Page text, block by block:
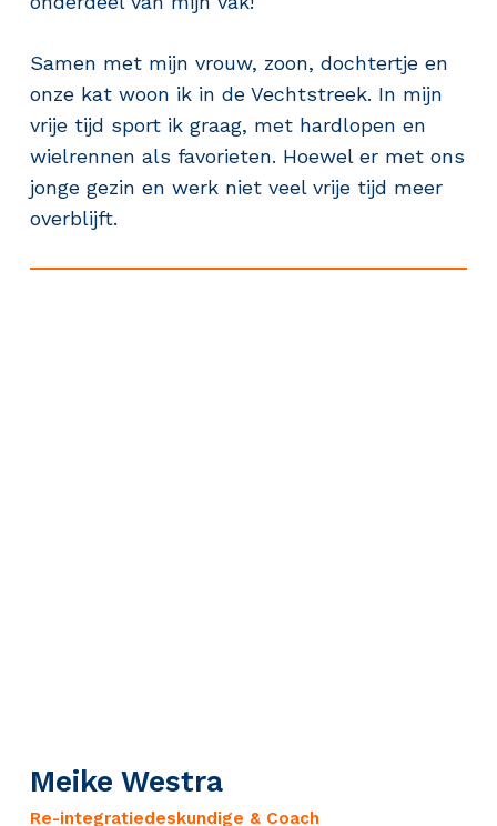
Samen met mijn vrouw, zoon, dochtertje en
onze kat woon ik in de Vechtstreek. In mijn
vrije tijd sport ik graag, met hardlopen en
wielrennen als favorieten. Hoewel er met ons
jonge gezin en werk niet veel vrije tijd meer
overblijft.
Meike Westra
Re-integratiedeskundige & Coach